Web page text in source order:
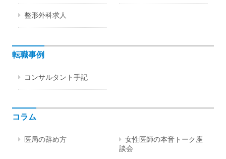
整形外科求人
転職事例
コンサルタント手記
コラム
医局の辞め方
女性医師の本音トーク座
談会